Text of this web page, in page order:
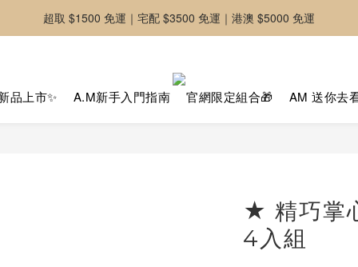
-好友募集中-加入官方LINE好友獲取優惠券
超取 $1500 免運｜宅配 $3500 免運｜港澳 $5000 免運
品上市✨ A.M新手入門指南 官網限定組合🎁 AM 送你去
★ 精巧掌
4入組